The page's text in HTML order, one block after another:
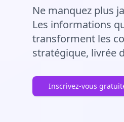
Ne manquez plus
Les informations
transforment les
stratégique, livrée
Inscrivez-vous